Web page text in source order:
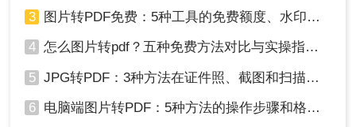
3 图片转PDF免费：5种工具的免费额度、水印和文件限制对比！
4 怎么图片转pdf？五种免费方法对比与实操指南（附详细表格）！
5 JPG转PDF：3种方法在证件照、截图和扫描件上的转换精度差异！
6 电脑端图片转PDF：5种方法的操作步骤和格式保留对比！